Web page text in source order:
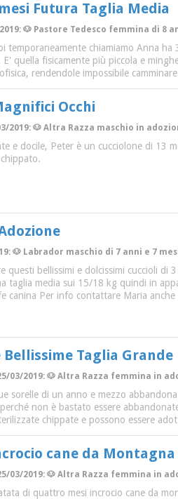
Futura Taglia Media
🐶 Pastore Tedesco femmina di 8
temporaneamente chiamiamo Anna
quella fisicamente più piccola e
rendendole impossibile
Occhi
2019: 🐶 Altra Razza maschio in
e docile, Peter è un cucciolone di 13
🐶 Labrador maschio di 7 anni e 7
questi bellissimi e dolcissimi cuccioli
taglia media sui 15/18 kg quindi in
canina Per info contattare Maria
Bellissime Taglia Grande
03/2019: 🐶 Altra Razza femmina in
sorelle di un anno e mezzo
non è bastato essere
chippate e possono essere
cane da Montagna
03/2019: 🐶 Altra Razza femmina in
di quattro mesi incrocio cane da